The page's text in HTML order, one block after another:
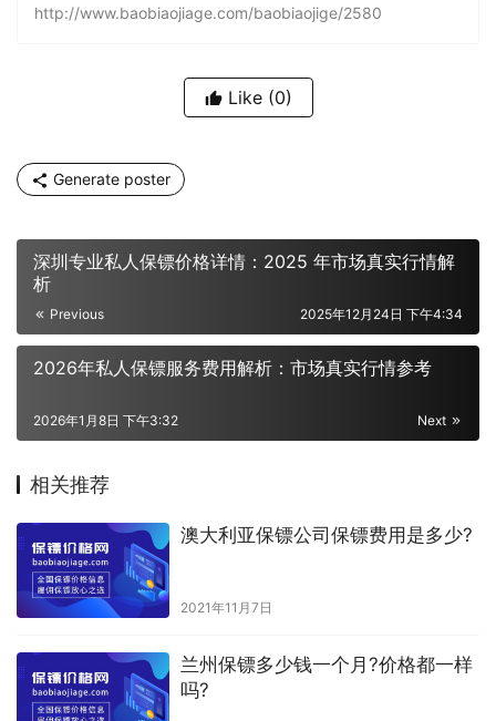
http://www.baobiaojiage.com/baobiaojige/2580
Like (0)
Generate poster
深圳专业私人保镖价格详情：2025 年市场真实行情解
析​
Previous 2025年12月24日 下午4:34
2026年私人保镖服务费用解析：市场真实行情参考
Next
2026年1月8日 下午3:32
相关推荐
澳大利亚保镖公司保镖费用是多少?
2021年11月7日
兰州保镖多少钱一个月?价格都一样
吗?